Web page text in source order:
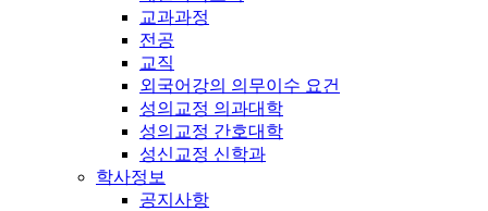
교과과정
전공
교직
외국어강의 의무이수 요건
성의교정 의과대학
성의교정 간호대학
성신교정 신학과
학사정보
공지사항